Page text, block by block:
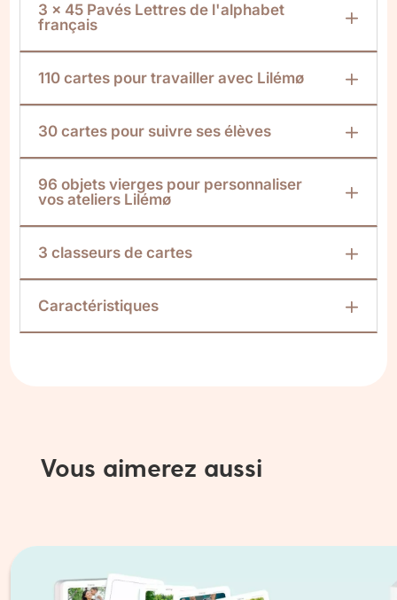
3 x 45 Pavés Lettres de l'alphabet
français
110 cartes pour travailler avec Lilémø
30 cartes pour suivre ses élèves
96 objets vierges pour personnaliser
vos ateliers Lilémø
3 classeurs de cartes
Caractéristiques
Vous aimerez aussi